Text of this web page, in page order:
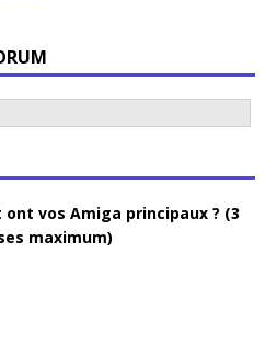
ont vos Amiga principaux ? (3
maximum)